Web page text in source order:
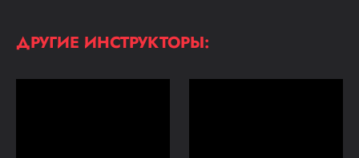
ДРУГИЕ ИНСТРУКТОРЫ: